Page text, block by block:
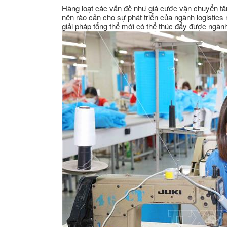
Hàng loạt các vấn đề như giá cước vận chuyển
nên rào cản cho sự phát triển của ngành
giải pháp tổng thể mới có thể thúc đẩy được